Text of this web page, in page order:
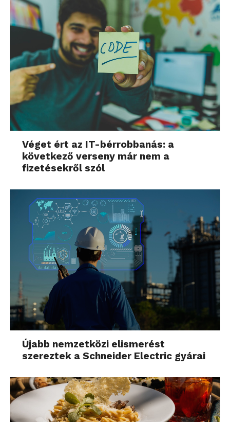
Véget ért az IT-bérrobbanás: a
következő verseny már nem a
fizetésekről szól
Újabb nemzetközi elismerést
szereztek a Schneider Electric gyárai